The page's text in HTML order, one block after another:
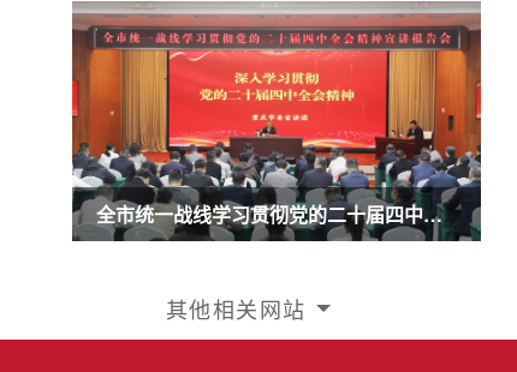
全市统一战线学习贯彻党的二十届四中全会精神宣讲报告会召开 商奎作宣讲报告
其他相关网站